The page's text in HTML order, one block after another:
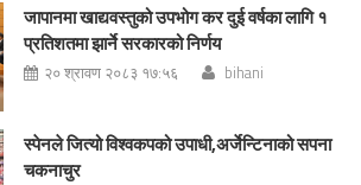
जापानमा खाद्यवस्तुको उपभोग कर दुई वर्षका लागि १
प्रतिशतमा झार्ने सरकारको निर्णय
२० श्रावण २०८३ १७:५६ bihani
स्पेनले जित्यो विश्वकपको उपाधी,अर्जेन्टिनाको सपना
चकनाचुर